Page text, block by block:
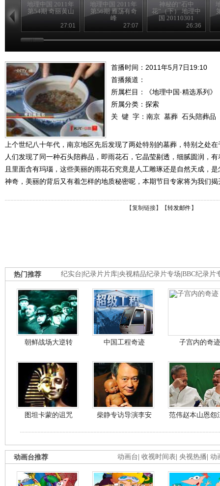
地理中国 2011年
第54期 奇丽黄山
27:01
地理中国 2011年
第56期 雁荡有奇
峰
27:07
神秘的“石中
花”（下） 地理中
国 20110301
26:36
首播时间：2011年5月7日19:10
首播频道：
所属栏目：
《地理中国·精选系列》
所属分类：探索
关 键 字： 南京 墓葬 石头陪葬品
上个世纪八十年代，南京地区先后发现了两处特别的墓葬，特别之处
人们发现了同一种石头陪葬品，即雨花石，它晶莹剔透，细腻圆润，
且里面含有玛瑙，这些美丽的雨花石究竟是人工雕琢还是自然天成，
神奇，美丽的背后又有着怎样的地质秘密呢，本期节目专家将为我们揭
【复制链接】【转发邮件 】
纪实台 纪录片片库 央视精品纪录片专场 BBC纪录片
热门推荐
朝鲜战场大逆转 中国工程奇迹 子宫内的奇迹
图坦卡蒙的诅咒 柴静专访导演李安 范伟赵本山恩怨
动画台 收视时间表 央视热播 动
动画台推荐